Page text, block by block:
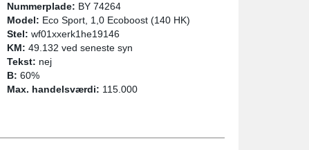
Nummerplade: BY 74264
Model: Eco Sport, 1,0 Ecoboost (140 HK)
Stel: wf01xxerk1he19146
KM: 49.132 ved seneste syn
Tekst: nej
B: 60%
Max. handelsværdi: 115.000